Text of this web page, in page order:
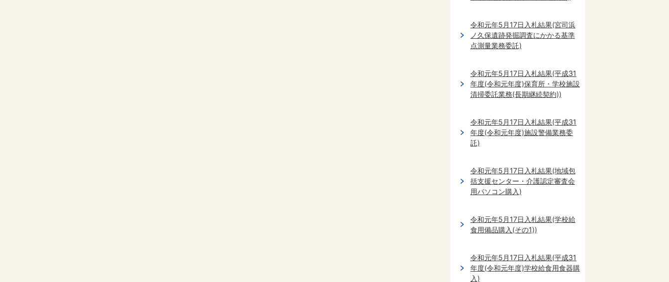
令和元年5月17日入札結果(宮司浜
ノ久保遺跡発掘調査にかかる基準
点測量業務委託)
令和元年5月17日入札結果(平成31
年度(令和元年度)保育所・学校施設
清掃委託業務(長期継続契約))
令和元年5月17日入札結果(平成31
年度(令和元年度)施設警備業務委
託)
令和元年5月17日入札結果(地域包
括支援センター・介護認定審査会
用パソコン購入)
令和元年5月17日入札結果(学校給
食用備品購入(その1))
令和元年5月17日入札結果(平成31
年度(令和元年度)学校給食用食器購
入)